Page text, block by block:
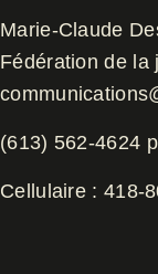
Marie-Claude
Fédération de la
(613) 562-4624
Cellulaire : 418-